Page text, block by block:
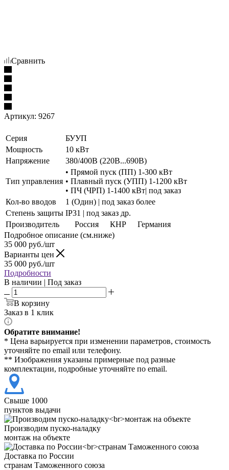
Сравнить
Артикул: 9267
Серия
БУУП
Мощность
10 кВт
Напряжение
380/400В (220В...690В)
Тип управления
• Прямой пуск (ПП) 1-300 кВт
• Плавный пуск (УПП) 1-1200 кВт
• ПЧ (ЧРП) 1-1400 кВт| под заказ
Кол-во вводов
1 (Один) | под заказ более
Степень защиты IP31 | под заказ др.
Производитель
Россия КНР
Германия
Подробное описание (см.ниже)
35 000 руб./шт
Варианты цен
35 000 руб./шт
Подробности
В наличии | Под заказ
В корзину
Заказ в 1 клик
Обратите внимание!
* Цена варьируется при изменении параметров, стоимость
уточняйте по email или телефону.
** Изображения указаны примерные под разные
комплектации, подробные уточняйте по email.
Свыше 1000
пунктов выдачи
Производим пуско-наладку
монтаж на объекте
Доставка по России
странам Таможенного союза